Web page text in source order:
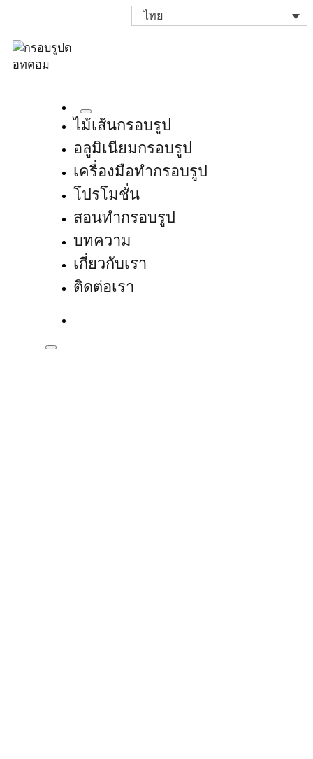
ไทย
ไม้เส้นกรอบรูป
อลูมิเนียมกรอบรูป
เครื่องมือทำกรอบรูป
โปรโมชั่น
สอนทำกรอบรูป
บทความ
เกี่ยวกับเรา
ติดต่อเรา